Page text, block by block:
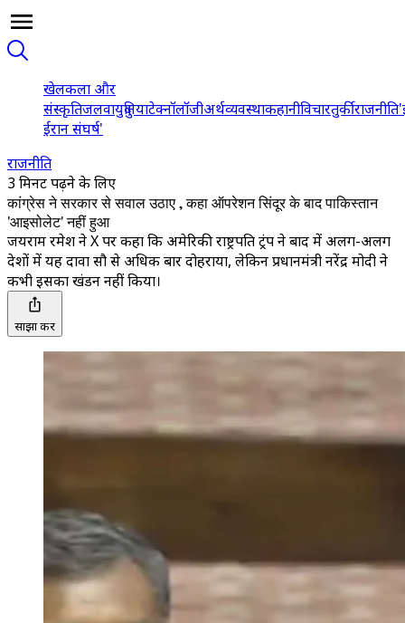
खेलकला और
संस्कृतिजलवायुदुनियाटेक्नॉलॉजीअर्थव्यवस्थाकहानीविचारतुर्कीराजनीति
ईरान संघर्ष'
राजनीति
3 मिनट पढ़ने के लिए
कांग्रेस ने सरकार से सवाल उठाए , कहा ऑपरेशन सिंदूर के बाद पाकिस्तान
'आइसोलेट' नहीं हुआ
जयराम रमेश ने X पर कहा कि अमेरिकी राष्ट्रपति ट्रंप ने बाद में अलग-अलग
देशों में यह दावा सौ से अधिक बार दोहराया, लेकिन प्रधानमंत्री नरेंद्र मोदी ने
कभी इसका खंडन नहीं किया।
साझा करें